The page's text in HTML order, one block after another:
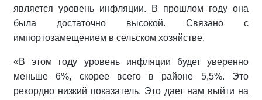
является уровень инфляции. В прошлом году она
была достаточно высокой. Связано с
импортозамещением в сельском хозяйстве.
«В этом году уровень инфляции будет уверенно
меньше 6%, скорее всего в районе 5,5%. Это
рекордно низкий показатель. Это дает нам выйти на